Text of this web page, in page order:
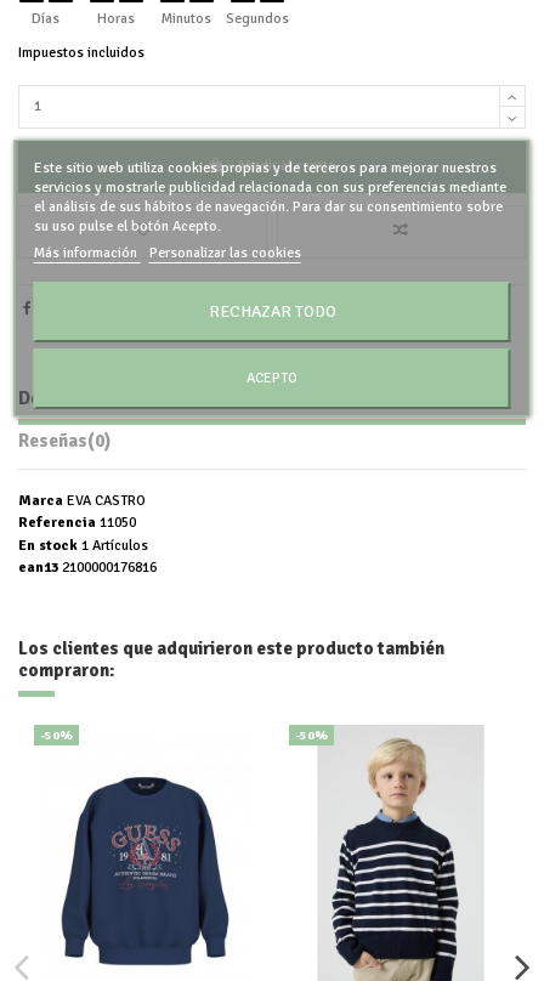
Días Horas Minutos
Segundos
Impuestos incluidos
Añadir al carrito
Detalles del producto
Reseñas(0)
Marca EVA CASTRO
Referencia 11050
En stock 1 Artículos
ean13 2100000176816
Los clientes que adquirieron este producto también
compraron:
-50% -50%
Este sitio web utiliza cookies propias y de terceros para mejorar nuestros
servicios y mostrarle publicidad relacionada con sus preferencias mediante
el análisis de sus hábitos de navegación. Para dar su consentimiento sobre
su uso pulse el botón Acepto.
Más información
Personalizar las cookies
RECHAZAR TODO
ACEPTO